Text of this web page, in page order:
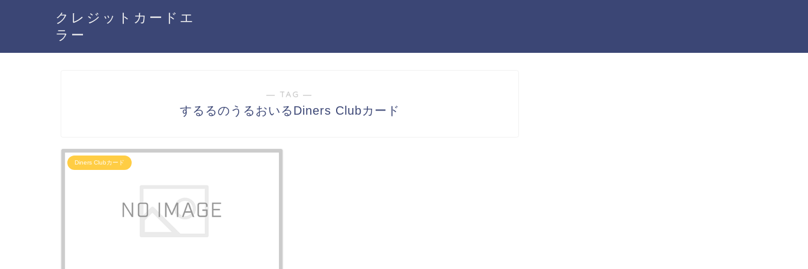
クレジットカードエ
ラー
― TAG ―
するるのうるおいるDiners Clubカード
Diners Clubカード